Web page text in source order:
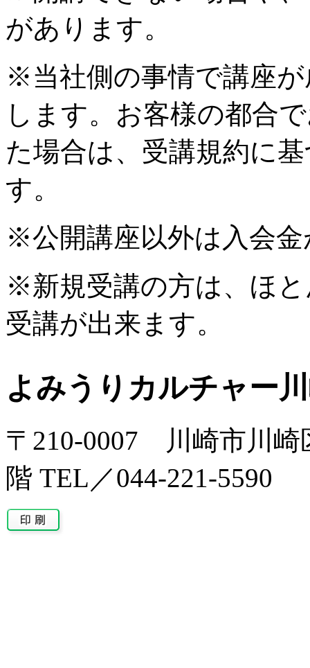
があります。
※当社側の事情で講座
します。お客様の都合
た場合は、受講規約に
す。
※公開講座以外は入会
※新規受講の方は、ほ
受講が出来ます。
よみうりカルチャー
〒210-0007 川崎市川崎
階 TEL／044-221-5590